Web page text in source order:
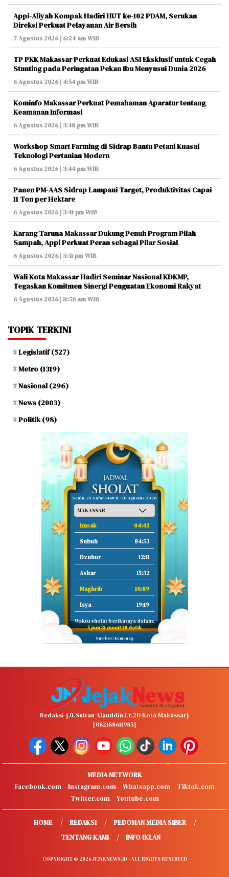
Appi-Aliyah Kompak Hadiri HUT ke-102 PDAM, Serukan
Direksi Perkuat Pelayanan Air Bersih
7 Agustus 2026 | 6:24 am WIB
TP PKK Makassar Perkuat Edukasi ASI Eksklusif untuk Cegah
Stunting pada Peringatan Pekan Ibu Menyusui Dunia 2026
6 Agustus 2026 | 4:54 pm WIB
Kominfo Makassar Perkuat Pemahaman Aparatur tentang
Keamanan Informasi
6 Agustus 2026 | 3:48 pm WIB
Workshop Smart Farming di Sidrap Bantu Petani Kuasai
Teknologi Pertanian Modern
6 Agustus 2026 | 3:44 pm WIB
Panen PM-AAS Sidrap Lampaui Target, Produktivitas Capai
11 Ton per Hektare
6 Agustus 2026 | 3:41 pm WIB
Karang Taruna Makassar Dukung Penuh Program Pilah
Sampah, Appi Perkuat Peran sebagai Pilar Sosial
6 Agustus 2026 | 3:31 pm WIB
Wali Kota Makassar Hadiri Seminar Nasional KDKMP,
Tegaskan Komitmen Sinergi Penguatan Ekonomi Rakyat
6 Agustus 2026 | 11:50 am WIB
TOPIK TERKINI
Legislatif(527)
Metro (1319)
Nasional(296)
News (2003)
Politik(98)
Senin, 25 Safar 1448 H / 10 Agustus 2026
Imsak 04:43
Subuh 04:53
Dzuhur 12:11
Ashar 15:32
Maghrib 18:09
Isya 19:19
Waktu sholat berikutnya dalam:
5 jam 31 menit 9 detik
Sumber: Kemenag
Redaksi ||Jl.Sultan Alauddin Lr.2D Kota Makassar||
||082188611985||
MEDIA NETWORK
Facebook.com
Instagram.com Whatsapp.com
Tiktok.com
Twitter.com
Youtube.com
HOME REDAKSI
PEDOMAN MEDIA SIBER
TENTANG KAMI
INFO IKLAN
COPYRIGHT © 2026 JEJAKNEWS.ID - ALL RIGHTS RESERVED